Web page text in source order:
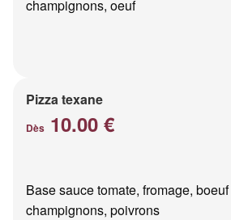
champignons, oeuf
Pizza texane
Dès 10.00 €
Base sauce tomate, fromage,
champignons, poivrons